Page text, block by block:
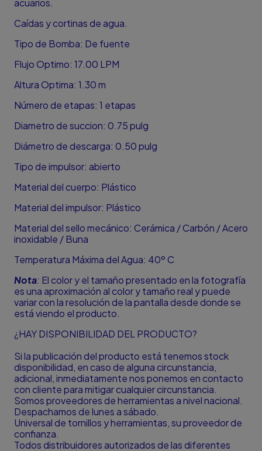
acuarios.
Caídas y cortinas de agua.
Tipo de Bomba: De fuente
Flujo Optimo: 17.00 LPM
Altura Optima: 1.30 m
Número de etapas: 1 etapas
Diametro de succion: 0.75 pulg
Diámetro de descarga: 0.50 pulg
Tipo de impulsor: abierto
Material del cuerpo: Plástico
Material del impulsor: Plástico
Material del sello mecánico: Cerámica / Carbón / Acero
inoxidable / Buna
Temperatura Máxima del Agua: 40º C
Nota: El color y el tamaño presentado en la fotografía
es una aproximación al color y tamaño real y puede
variar con la resolución de la pantalla desde donde se
está viendo el producto.
¿HAY DISPONIBILIDAD DEL PRODUCTO?
Si la publicación del producto está tenemos stock
disponibilidad, en caso de alguna circunstancia,
adicional, inmediatamente nos ponemos en contacto
con cliente para mitigar cualquier circunstancia.
Somos proveedores de herramientas a nivel nacional.
Despachamos de lunes a sábado.
Universal de tornillos y herramientas, su proveedor de
confianza.
Todos distribuidores autorizados de las diferentes